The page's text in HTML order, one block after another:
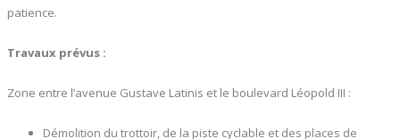
patience.
Travaux prévus :
Zone entre l’avenue Gustave Latinis et le boulevard Léopold III :
Démolition du trottoir, de la piste cyclable et des places de